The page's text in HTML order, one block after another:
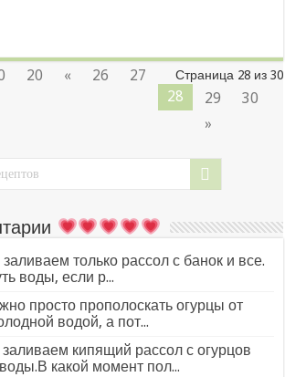
Страница 28 из 30
20 « 26
27
28
29
30
»
только рассол с банок и все.
воды, если р...
просто прополоскать огурцы от
водой, а пот...
кипящий рассол с огурцов
какой момент пол...